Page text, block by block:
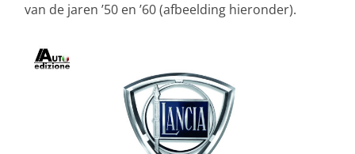
van de jaren ’50 en ’60 (afbeelding hieronder).